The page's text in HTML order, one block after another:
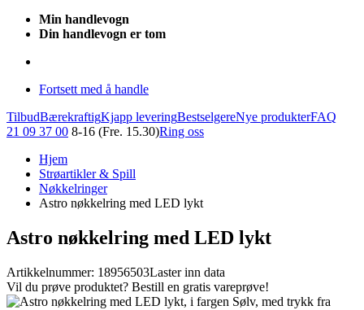
Min handlevogn
Din handlevogn er tom
Fortsett med å handle
TilbudBærekraftigKjapp leveringBestselgereNye produkterFAQ
21 09 37 00 8-16 (Fre. 15.30)Ring oss
Hjem
Strøartikler & Spill
Nøkkelringer
Astro nøkkelring med LED lykt
Astro nøkkelring med LED lykt
Artikkelnummer: 18956503Laster inn data
Vil du prøve produktet? Bestill en gratis vareprøve!